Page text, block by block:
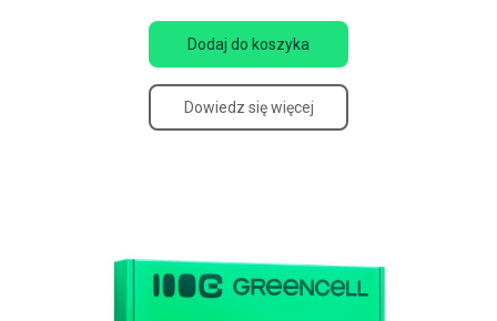
Dodaj do koszyka
Dowiedz się więcej